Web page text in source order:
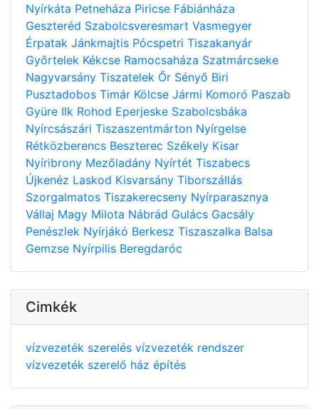
Nyírkáta Petneháza Piricse Fábiánháza
Geszteréd Szabolcsveresmart Vasmegyer
Érpatak Jánkmajtis Pócspetri Tiszakanyár
Győrtelek Kékcse Ramocsaháza Szatmárcseke
Nagyvarsány Tiszatelek Őr Sényő Biri
Pusztadobos Timár Kölcse Jármi Komoró Paszab
Gyüre Ilk Rohod Eperjeske Szabolcsbáka
Nyírcsászári Tiszaszentmárton Nyírgelse
Rétközberencs Beszterec Székely Kisar
Nyíribrony Mezőladány Nyírtét Tiszabecs
Újkenéz Laskod Kisvarsány Tiborszállás
Szorgalmatos Tiszakerecseny Nyírparasznya
Vállaj Magy Milota Nábrád Gulács Gacsály
Penészlek Nyírjákó Berkesz Tiszaszalka Balsa
Gemzse Nyírpilis Beregdaróc
Cimkék
vízvezeték szerelés vízvezeték rendszer
vízvezeték szerelő ház építés